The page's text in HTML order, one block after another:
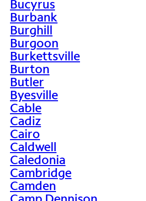
Bucyrus
Burbank
Burghill
Burgoon
Burkettsville
Burton
Butler
Byesville
Cable
Cadiz
Cairo
Caldwell
Caledonia
Cambridge
Camden